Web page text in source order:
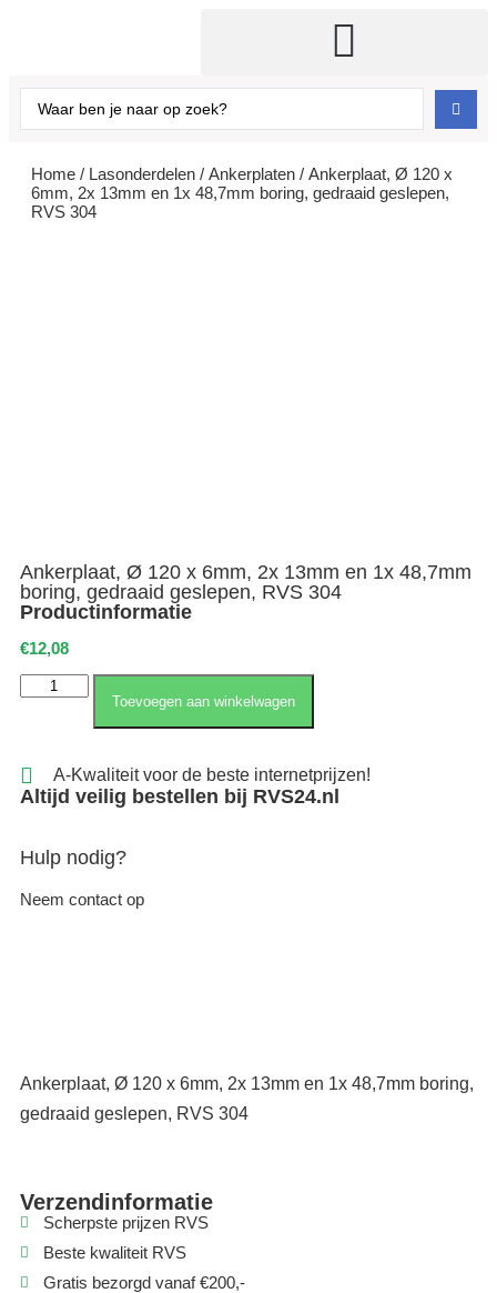
Home / Lasonderdelen / Ankerplaten / Ankerplaat, Ø 120 x
6mm, 2x 13mm en 1x 48,7mm boring, gedraaid geslepen,
RVS 304
Ankerplaat, Ø 120 x 6mm, 2x 13mm en 1x 48,7mm
boring, gedraaid geslepen, RVS 304
Productinformatie
€12,08
Toevoegen aan winkelwagen
A-Kwaliteit voor de beste internetprijzen!
Altijd veilig bestellen bij RVS24.nl
Hulp nodig?
Neem contact op
Ankerplaat, Ø 120 x 6mm, 2x 13mm en 1x 48,7mm boring,
gedraaid geslepen, RVS 304
Verzendinformatie
Scherpste prijzen RVS
Beste kwaliteit RVS
Gratis bezorgd vanaf €200,-